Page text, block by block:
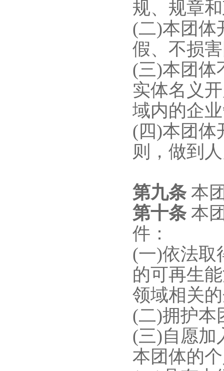
规、规章
(二)本团体
假、不损
(三)本团体
实体名义
域内的企
(四)本团体
则，做到
第九条本
第十条 本
件：
(一)依法取
的可再生
领域相关
(二)拥护本
(三)自愿加
本团体的